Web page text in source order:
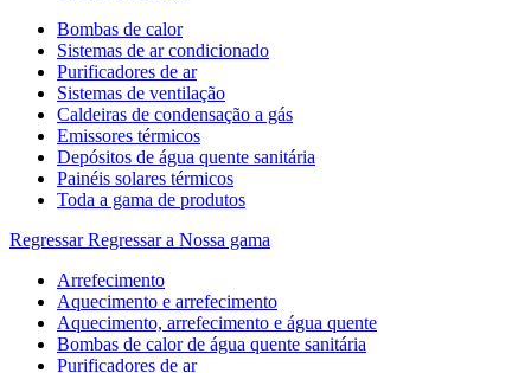
Bombas de calor
Sistemas de ar condicionado
Purificadores de ar
Sistemas de ventilação
Caldeiras de condensação a gás
Emissores térmicos
Depósitos de água quente sanitária
Painéis solares térmicos
Toda a gama de produtos
Regressar Regressar a Nossa gama
Arrefecimento
Aquecimento e arrefecimento
Aquecimento, arrefecimento e água quente
Bombas de calor de água quente sanitária
Purificadores de ar